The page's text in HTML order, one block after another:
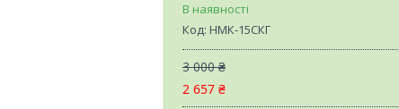
В наявності
Код: НМК-15СКГ
3 000 ₴
2 657 ₴